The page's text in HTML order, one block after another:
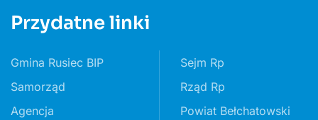
Przydatne linki
Gmina Rusiec BIP
Samorząd
Agencja
Sejm Rp
Rząd Rp
Powiat Bełchatowski